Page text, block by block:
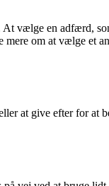
vælge en adfærd,
om at vælge et
at give efter for at